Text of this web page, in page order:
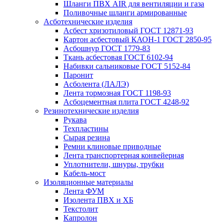
Шланги ПВХ AIR для вентиляции и газа
Поливочные шланги армированные
Асботехнические изделия
Асбест хризотиловый ГОСТ 12871-93
Картон aсбестовый КАОН-1 ГОСТ 2850-95
Асбошнур ГОСТ 1779-83
Ткань асбестовая ГОСТ 6102-94
Набивки сальниковые ГОСТ 5152-84
Паронит
Асболента (ЛАЛЭ)
Лента тормозная ГОСТ 1198-93
Асбоцементная плита ГОСТ 4248-92
Резинотехнические изделия
Рукава
Техпластины
Сырая резина
Ремни клиновые приводные
Лента транспортерная конвейерная
Уплотнители, шнуры, трубки
Кабель-мост
Изоляционные материалы
Лента ФУМ
Изолента ПВХ и ХБ
Текстолит
Капролон